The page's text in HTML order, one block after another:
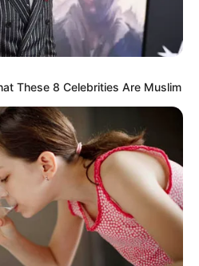
las noticias que le
estar bien informado, por
las notificaciones de Alerta.
LOCALIDAD DE USAQUÉN
DESAPARECIDOS
DE ENGATIVÁ
These 8 Celebrities Are Muslim